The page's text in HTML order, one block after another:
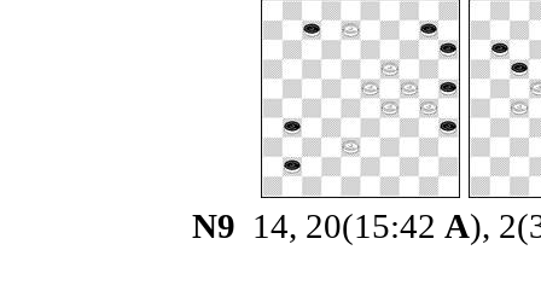
N9 14, 20(15:42 А),